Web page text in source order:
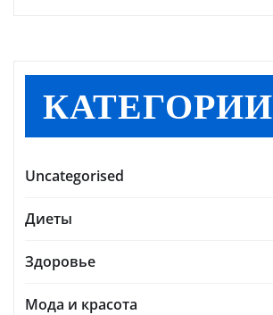
КАТЕГОРИИ
Uncategorised
Диеты
Здоровье
Мода и красота